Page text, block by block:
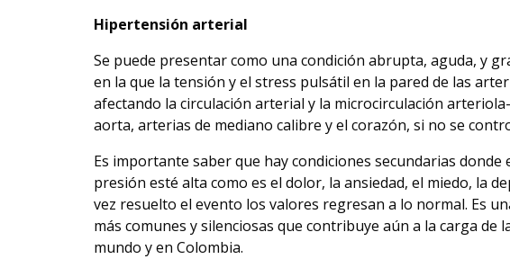
Hipertensión arterial
Se puede presentar como una condición abrupta, aguda, y
en la que la tensión y el stress pulsátil en la pared de las
afectando la circulación arterial y la microcirculación
aorta, arterias de mediano calibre y el corazón, si no se
Es importante saber que hay condiciones secundarias
presión esté alta como es el dolor, la ansiedad, el miedo, la
vez resuelto el evento los valores regresan a lo normal. Es
más comunes y silenciosas que contribuye aún a la carga de
mundo y en Colombia.